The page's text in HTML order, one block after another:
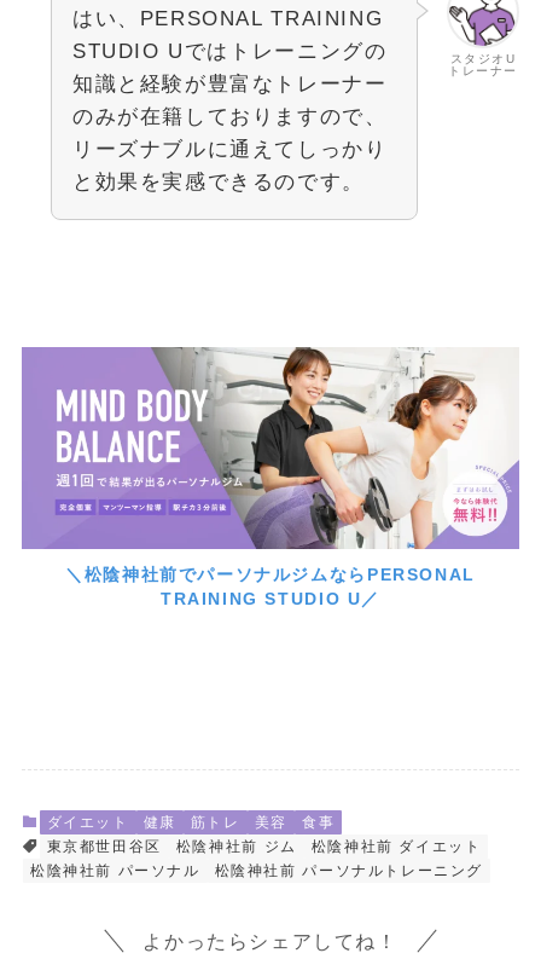
スタジオU
トレーナー
はい、PERSONAL TRAINING
STUDIO Uではトレーニングの
知識と経験が豊富なトレーナー
のみが在籍しておりますので、
リーズナブルに通えてしっかり
と効果を実感できるのです。
＼松陰神社前でパーソナルジムならPERSONAL
TRAINING STUDIO U／
ダイエット 健康 筋トレ 美容
食事
東京都世田谷区
松陰神社前 ジム
松陰神社前 ダイエット
松陰神社前 パーソナル
松陰神社前 パーソナルトレーニング
よかったらシェアしてね！